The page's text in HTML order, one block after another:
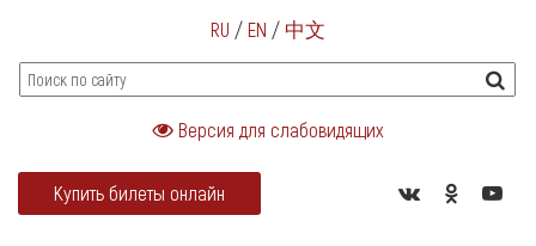
RU / EN / 中文
Версия для слабовидящих
Купить билеты онлайн